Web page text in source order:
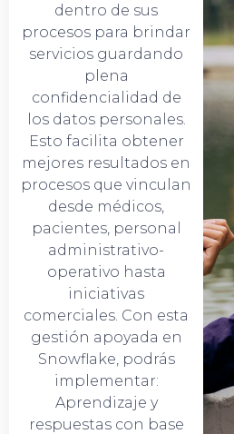
dentro de sus
procesos para brindar
servicios guardando
plena
confidencialidad de
los datos personales.
Esto facilita obtener
mejores resultados en
procesos que vinculan
desde médicos,
pacientes, personal
administrativo-
operativo hasta
iniciativas
comerciales. Con esta
gestión apoyada en
Snowflake, podrás
implementar:
Aprendizaje y
respuestas con base